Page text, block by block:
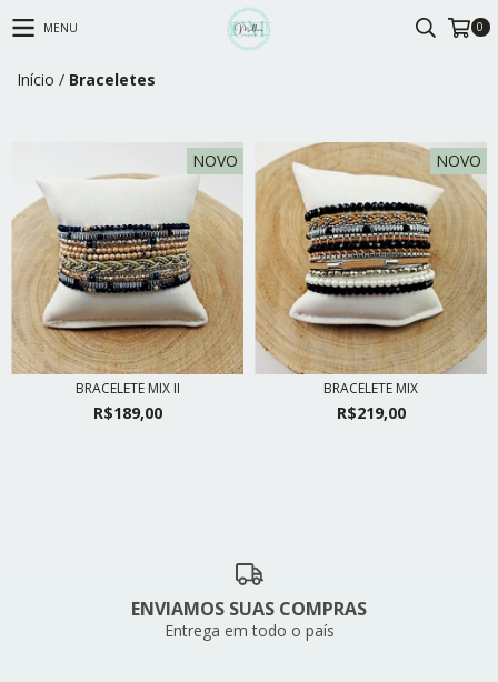
MENU 0
Início / Braceletes
NOVO
BRACELETE MIX II
R$189,00
NOVO
BRACELETE MIX
R$219,00
ENVIAMOS SUAS COMPRAS
Entrega em todo o país